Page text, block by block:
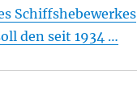
Schiffshebewerkes
den seit 1934 …